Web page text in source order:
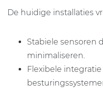
De huidige installaties
Stabiele sensoren
minimaliseren.
Flexibele